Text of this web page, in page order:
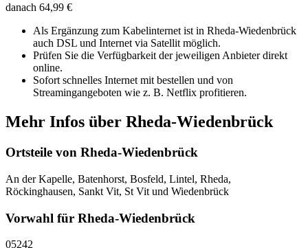
danach 64,99 €
Als Ergänzung zum Kabelinternet ist in Rheda-Wiedenbrück
auch DSL und Internet via Satellit möglich.
Prüfen Sie die Verfügbarkeit der jeweiligen Anbieter direkt
online.
Sofort schnelles Internet mit bestellen und von
Streamingangeboten wie z. B. Netflix profitieren.
Mehr Infos über Rheda-Wiedenbrück
Ortsteile von Rheda-Wiedenbrück
An der Kapelle, Batenhorst, Bosfeld, Lintel, Rheda,
Röckinghausen, Sankt Vit, St Vit und Wiedenbrück
Vorwahl für Rheda-Wiedenbrück
05242